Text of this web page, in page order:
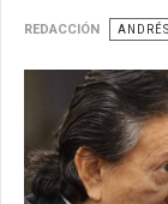
REDACCIÓN